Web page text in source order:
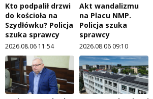
Kto podpalił drzwi
do kościoła na
Szydłówku? Policja
szuka sprawcy
2026.08.06 11:54
Akt wandalizmu
na Placu NMP.
Policja szuka
sprawcy
2026.08.06 09:10